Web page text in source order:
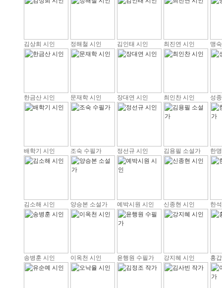
김상희 시인 정해철 시인 김인태 시인 최진연 시인 맹
한금산 시인 문재학 시인 장대연 시인 최인찬 시인 성
배학기 시인 조숙 수필가 정선규 시인 김용필 소설가 한
김소해 시인 양승본 소설가 예박시원 시인 신종현 시인 한
송병훈 시인 이옥천 시인 윤행원 수필가 강지혜 시인 홍